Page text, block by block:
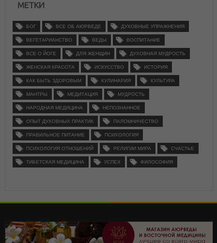
МЕТКИ
БОГ ВСЕ ОБ АЮРВЕДЕ ДУХОВНЫЕ УПРАЖНЕНИЯ
ВЕГЕТАРИАНСТВО ВЕДЫ ВОСПИТАНИЕ
ВСЕ О ЙОГЕ ДЛЯ ЖЕНЩИН ДУХОВНАЯ МУДРОСТЬ
ЖЕНСКАЯ КРАСОТА ИСКУССТВО ИСТОРИЯ
КАК БЫТЬ ЗДОРОВЫМ КУЛИНАРИЯ КУЛЬТУРА
МАНТРЫ МЕДИТАЦИЯ МУДРОСТЬ
НАРОДНАЯ МЕДИЦИНА НЕПОЗНАННОЕ
ОПЫТ ДУХОВНЫХ ПРАКТИК ПАЛОМНИЧЕСТВО
ПРАВИЛЬНОЕ ПИТАНИЕ ПСИХОЛОГИЯ
ПСИХОЛОГИЯ ОТНОШЕНИЙ РЕЛИГИИ МИРА СЧАСТЬЕ
ТИБЕТСКАЯ МЕДИЦИНА УСПЕХ ФИЛОСОФИЯ